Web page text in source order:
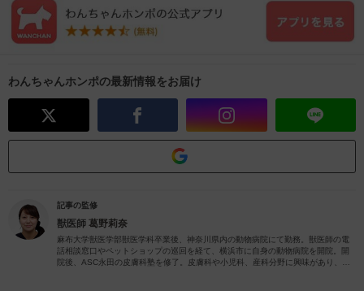
わんちゃんホンポの最新情報をお届け
記事の監修
獣医師 葛野莉奈
麻布大学獣医学部獣医学科卒業後、神奈川県内の動物病院にて勤務。獣医師の電
話相談窓口やペットショップの巡回を経て、横浜市に自身の動物病院を開院。開
院後、ASC永田の皮膚科塾を修了。皮膚科や小児科、産科分野に興味があり、